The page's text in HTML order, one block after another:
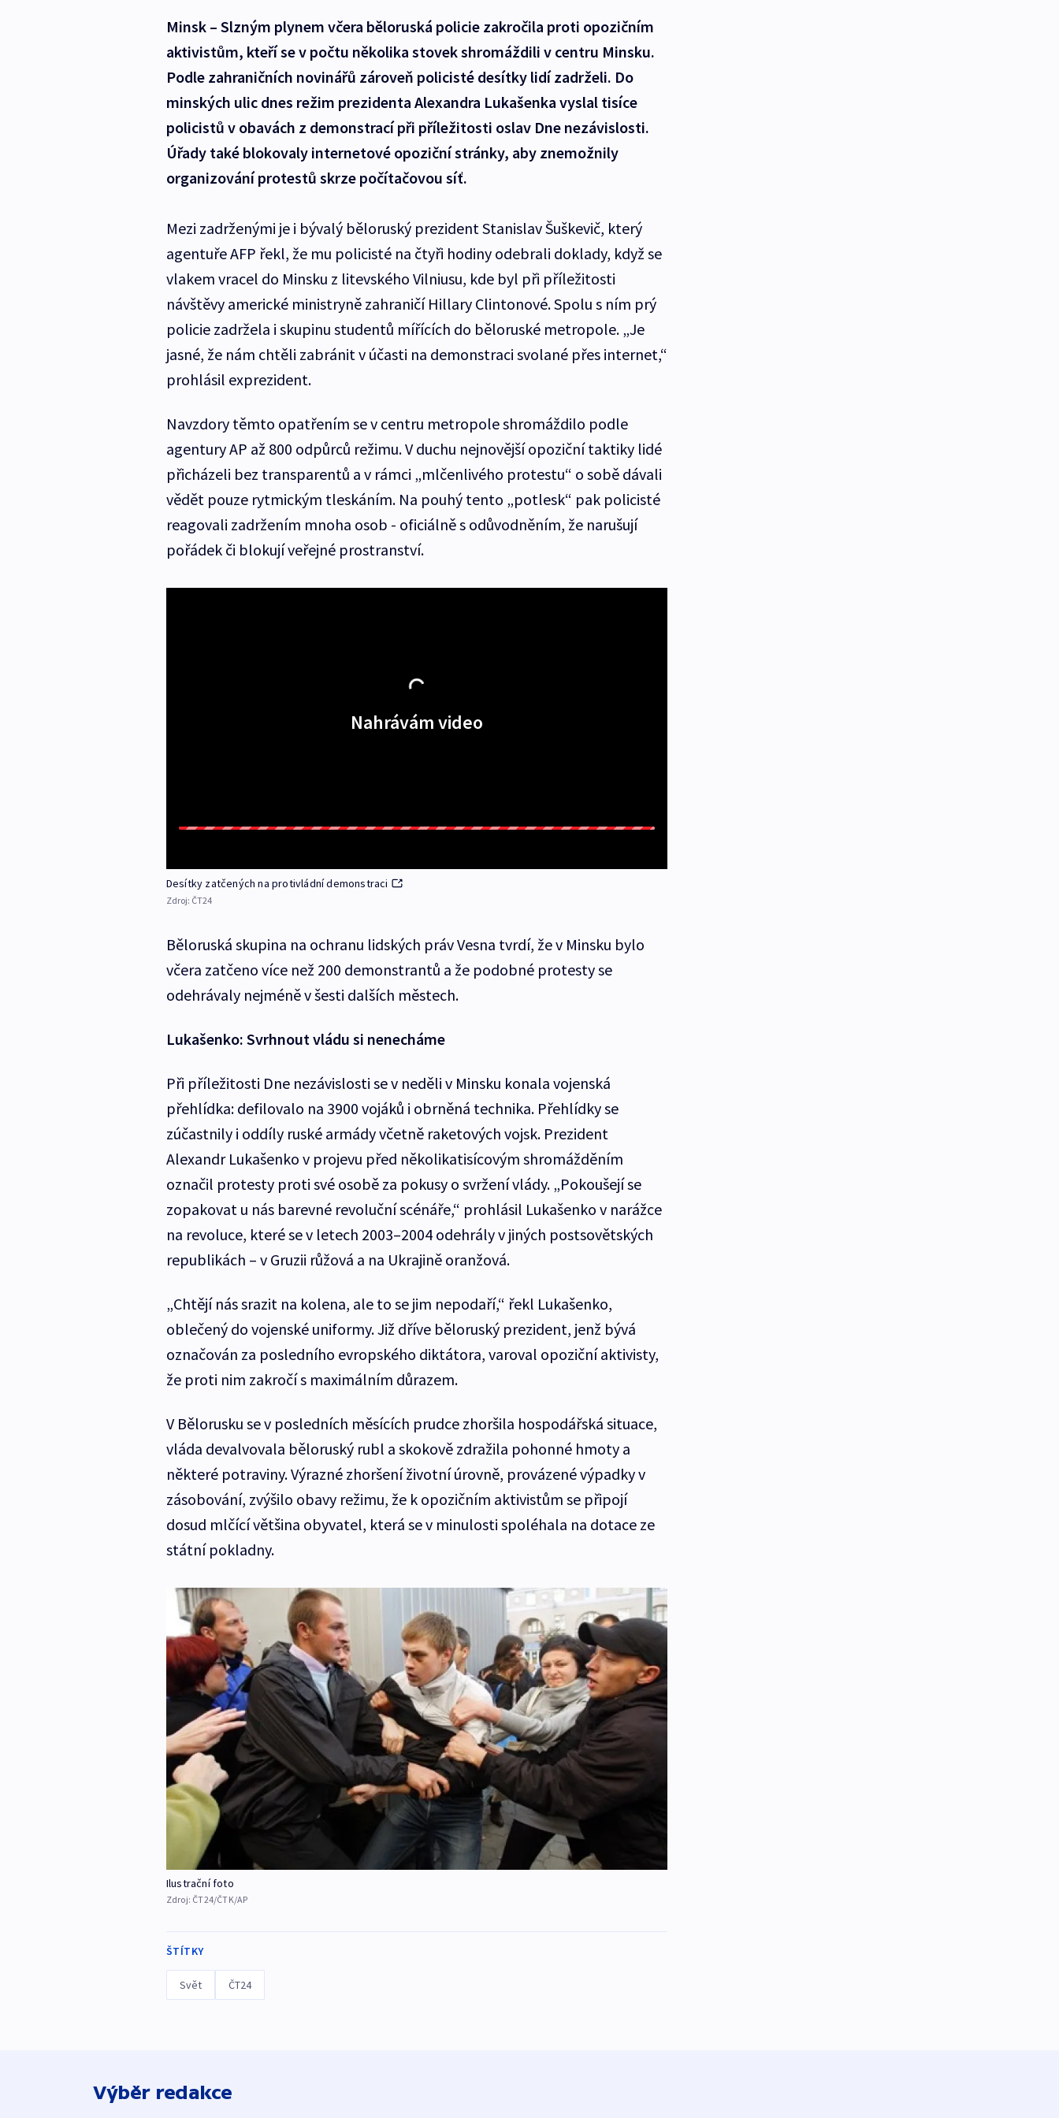
Minsk – Slzným plynem včera běloruská policie zakročila proti opozičním
aktivistům, kteří se v počtu několika stovek shromáždili v centru Minsku.
Podle zahraničních novinářů zároveň policisté desítky lidí zadrželi. Do
minských ulic dnes režim prezidenta Alexandra Lukašenka vyslal tisíce
policistů v obavách z demonstrací při příležitosti oslav Dne nezávislosti.
Úřady také blokovaly internetové opoziční stránky, aby znemožnily
organizování protestů skrze počítačovou síť.
Mezi zadrženými je i bývalý běloruský prezident Stanislav Šuškevič, který
agentuře AFP řekl, že mu policisté na čtyři hodiny odebrali doklady, když se
vlakem vracel do Minsku z litevského Vilniusu, kde byl při příležitosti
návštěvy americké ministryně zahraničí Hillary Clintonové. Spolu s ním prý
policie zadržela i skupinu studentů mířících do běloruské metropole. „Je
jasné, že nám chtěli zabránit v účasti na demonstraci svolané přes internet,“
prohlásil exprezident.
Navzdory těmto opatřením se v centru metropole shromáždilo podle
agentury AP až 800 odpůrců režimu. V duchu nejnovější opoziční taktiky lidé
přicházeli bez transparentů a v rámci „mlčenlivého protestu“ o sobě dávali
vědět pouze rytmickým tleskáním. Na pouhý tento „potlesk“ pak policisté
reagovali zadržením mnoha osob - oficiálně s odůvodněním, že narušují
pořádek či blokují veřejné prostranství.
Nahrávám video
Desítky zatčených na protivládní demonstraci
Zdroj: ČT24
Běloruská skupina na ochranu lidských práv Vesna tvrdí, že v Minsku bylo
včera zatčeno více než 200 demonstrantů a že podobné protesty se
odehrávaly nejméně v šesti dalších městech.
Lukašenko: Svrhnout vládu si nenecháme
Při příležitosti Dne nezávislosti se v neděli v Minsku konala vojenská
přehlídka: defilovalo na 3900 vojáků i obrněná technika. Přehlídky se
zúčastnily i oddíly ruské armády včetně raketových vojsk. Prezident
Alexandr Lukašenko v projevu před několikatisícovým shromážděním
označil protesty proti své osobě za pokusy o svržení vlády. „Pokoušejí se
zopakovat u nás barevné revoluční scénáře,“ prohlásil Lukašenko v narážce
na revoluce, které se v letech 2003–2004 odehrály v jiných postsovětských
republikách – v Gruzii růžová a na Ukrajině oranžová.
„Chtějí nás srazit na kolena, ale to se jim nepodaří,“ řekl Lukašenko,
oblečený do vojenské uniformy. Již dříve běloruský prezident, jenž bývá
označován za posledního evropského diktátora, varoval opoziční aktivisty,
že proti nim zakročí s maximálním důrazem.
V Bělorusku se v posledních měsících prudce zhoršila hospodářská situace,
vláda devalvovala běloruský rubl a skokově zdražila pohonné hmoty a
některé potraviny. Výrazné zhoršení životní úrovně, provázené výpadky v
zásobování, zvýšilo obavy režimu, že k opozičním aktivistům se připojí
dosud mlčící většina obyvatel, která se v minulosti spoléhala na dotace ze
státní pokladny.
Ilustrační foto
Zdroj: ČT24/ČTK/AP
ŠTÍTKY
Svět ČT24
Výběr redakce